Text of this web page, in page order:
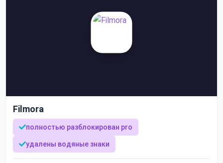
Filmora
полностью разблокирован pro
удалены водяные знаки